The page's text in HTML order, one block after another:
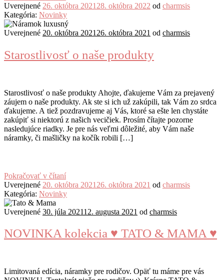
Uverejnené 26. októbra 2021 28. októbra 2022 od charmsis
Kategória: Novinky
Uverejnené 20. októbra 2021 26. októbra 2021 od charmsis
Starostlivosť o naše produkty
Starostlivosť o naše produkty Ahojte, ďakujeme Vám za prejavený
záujem o naše produkty. Ak ste si ich už zakúpili, tak Vám zo srdca
ďakujeme. A tiež pozdravujeme aj Vás, ktoré sa ešte len chystáte
zakúpiť si niektorú z našich vecičiek. Prosím čítajte pozorne
nasledujúce riadky. Je pre nás veľmi dôležité, aby Vám naše
náramky, či mašličky na kočík robili […]
Pokračovať v čítaní
Uverejnené 20. októbra 2021 26. októbra 2021 od charmsis
Kategória: Novinky
Uverejnené 30. júla 202112. augusta 2021 od charmsis
NOVINKA kolekcia ♥️ TATO & MAMA ♥️
Limitovaná edícia, náramky pre rodičov. Opäť tu máme pre vás